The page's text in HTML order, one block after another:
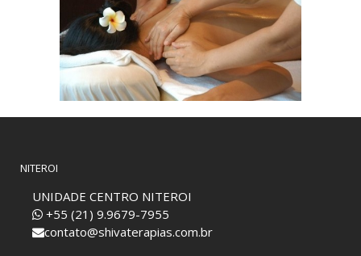
NITEROI
UNIDADE CENTRO NITEROI
+55 (21) 9.9679-7955
contato@shivaterapias.com.br